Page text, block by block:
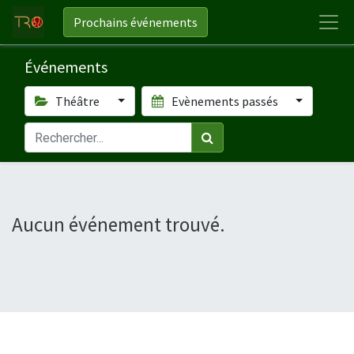
Prochains événements
Événements
Théâtre Evènements passés
Aucun événement trouvé.